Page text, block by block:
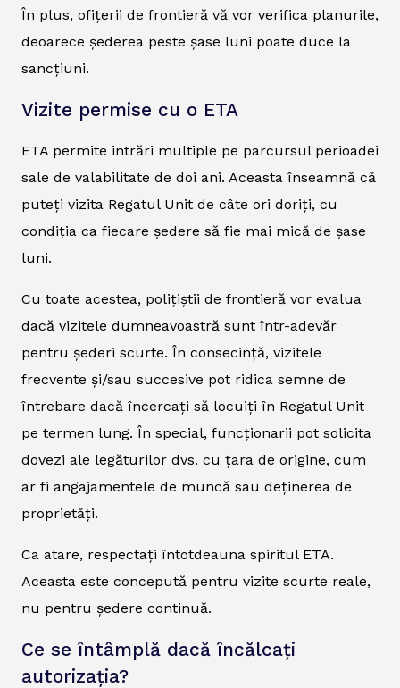
În plus, ofițerii de frontieră vă vor verifica planurile,
deoarece șederea peste șase luni poate duce la
sancțiuni.
Vizite permise cu o ETA
ETA permite intrări multiple pe parcursul perioadei
sale de valabilitate de doi ani. Aceasta înseamnă că
puteți vizita Regatul Unit de câte ori doriți, cu
condiția ca fiecare ședere să fie mai mică de șase
luni.
Cu toate acestea, polițiștii de frontieră vor evalua
dacă vizitele dumneavoastră sunt într-adevăr
pentru șederi scurte. În consecință, vizitele
frecvente și/sau succesive pot ridica semne de
întrebare dacă încercați să locuiți în Regatul Unit
pe termen lung. În special, funcționarii pot solicita
dovezi ale legăturilor dvs. cu țara de origine, cum
ar fi angajamentele de muncă sau deținerea de
proprietăți.
Ca atare, respectați întotdeauna spiritul ETA.
Aceasta este concepută pentru vizite scurte reale,
nu pentru ședere continuă.
Ce se întâmplă dacă încălcați
autorizația?